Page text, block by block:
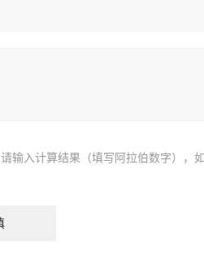
请输入计算结果（填写阿拉伯数字），